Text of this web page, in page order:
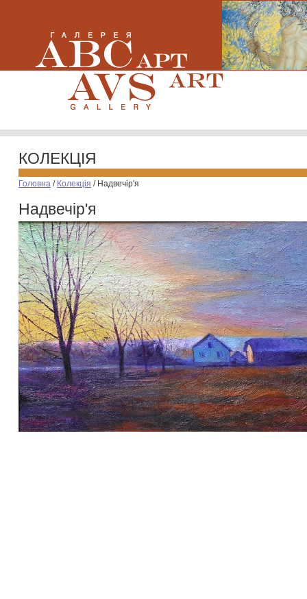
КОЛЕКЦІЯ
Головна / Колекція / Надвечір'я
Надвечір'я